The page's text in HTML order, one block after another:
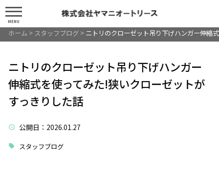
MENU
ホーム > スタッフブログ> ニトリのクローゼット吊り下げハンガー伸縮
ニトリのクローゼット吊り下げハンガー
伸縮式を使ってみた!狭いクローゼットが
すっきりした話
公開日 ：2026.01.27
スタッフブログ